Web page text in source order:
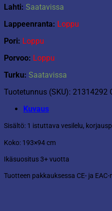
Lahti: Saatavissa
Lappeenranta: Loppu
Pori: Loppu
Porvoo: Loppu
Turku: Saatavissa
Tuotetunnus (SKU): 21314292
Kuvaus
Sisältö: 1 istuttava vesilelu,
Koko: 193×94 cm
Ikäsuositus 3+ vuotta
Tuotteen pakkauksessa CE- ja